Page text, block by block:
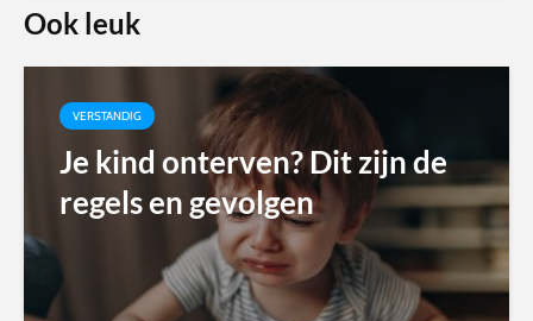
Ook leuk
VERSTANDIG
Je kind onterven? Dit zijn de
regels en gevolgen